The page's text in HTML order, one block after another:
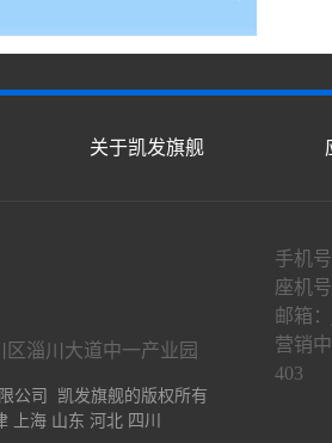
关于凯发旗舰
淄川大道中一产业园
手机
座机
邮箱：
营销
403
公司 凯发旗舰的版权所有
上海 山东 河北 四川